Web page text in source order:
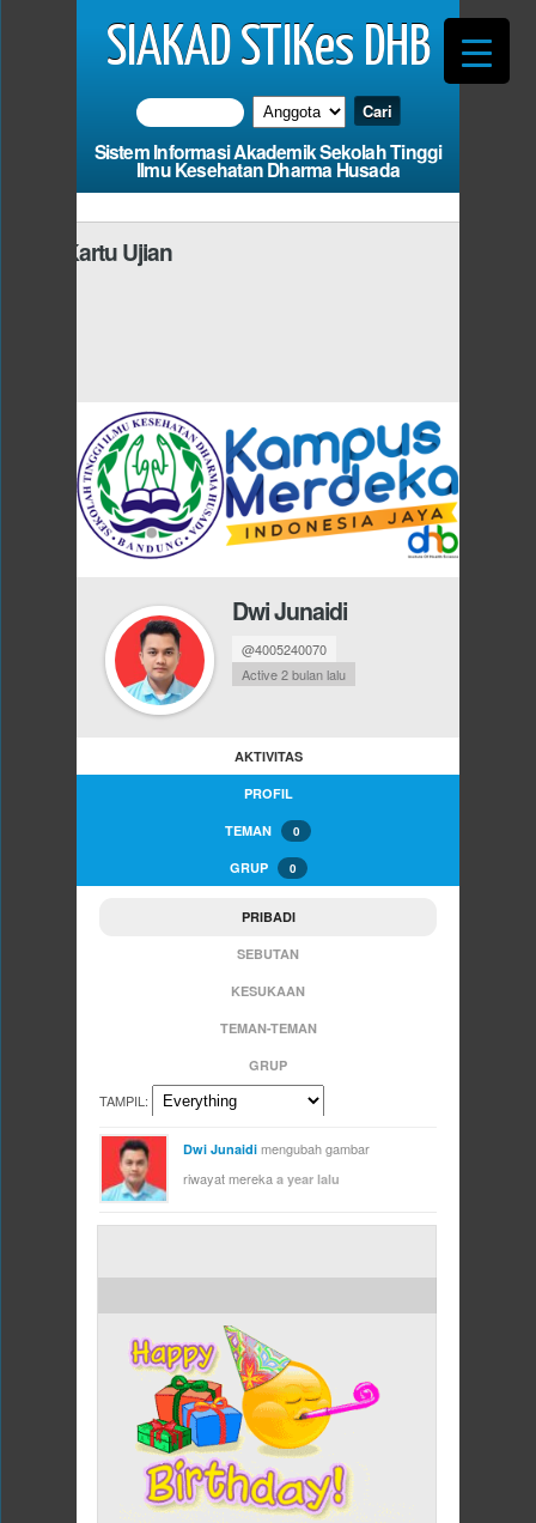
SIAKAD STIKes DHB
Sistem Informasi Akademik Sekolah Tinggi
Ilmu Kesehatan Dharma Husada
Kartu Ujian
Dwi Junaidi
@4005240070
Active 2 bulan lalu
AKTIVITAS
PROFIL
TEMAN 0
GRUP 0
PRIBADI
SEBUTAN
KESUKAAN
TEMAN-TEMAN
GRUP
TAMPIL:
Dwi Junaidi mengubah gambar
riwayat mereka a year lalu